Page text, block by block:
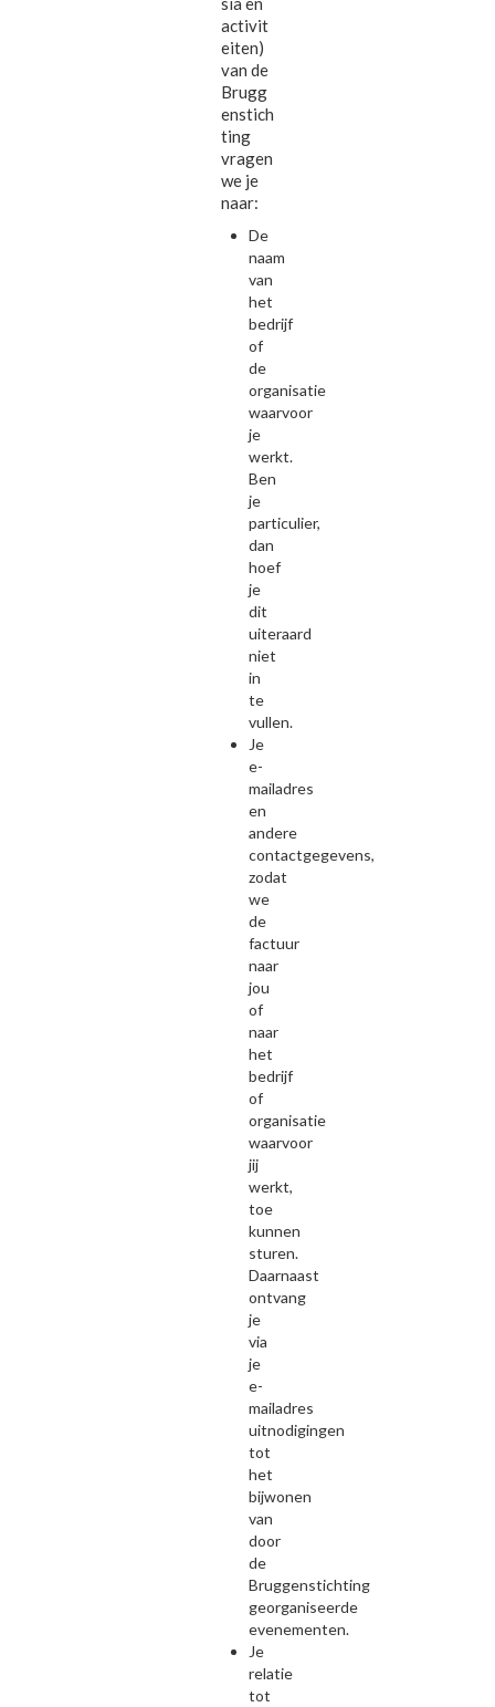
activit
eiten)
van de
Brugg
enstich
ting
vragen
we je
naar:
De
naam
van
het
bedrijf
of
de
organisatie
waarvoor
je
werkt.
Ben
je
particulier,
dan
hoef
je
dit
uiteraard
niet
in
te
vullen.
Je
e-
mailadres
en
andere
contactgegevens,
zodat
we
de
factuur
naar
jou
of
naar
het
bedrijf
of
organisatie
waarvoor
jij
werkt,
toe
kunnen
sturen.
Daarnaast
ontvang
je
via
je
e-
mailadres
uitnodigingen
tot
het
bijwonen
van
door
de
Bruggenstichting
georganiseerde
evenementen.
Je
relatie
tot